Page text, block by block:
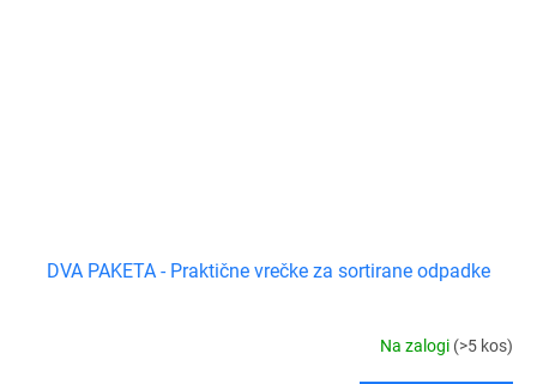
DVA PAKETA - Praktične vrečke za sortirane odpadke
Na zalogi (>5 kos)